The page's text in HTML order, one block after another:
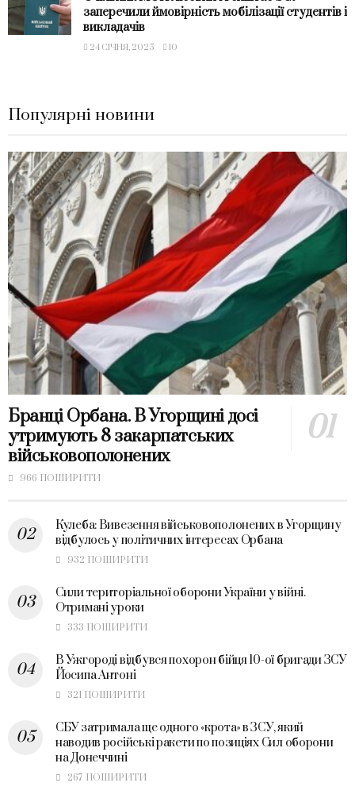
заперечили ймовірність мобілізації студентів і
викладачів
24 СІЧНЯ, 2025 10
Популярні новини
Бранці Орбана. В Угорщині досі
утримують 8 закарпатських
військовополонених
966 ПОШИРИТИ
Кулеба: Вивезення військовополонених в Угорщину
відбулось у політичних інтересах Орбана
932 ПОШИРИТИ
Сили територіальної оборони України у війні.
Отримані уроки
333 ПОШИРИТИ
В Ужгороді відбувся похорон бійця 10-ої бригади ЗСУ
Йосипа Антоні
321 ПОШИРИТИ
СБУ затримала ще одного «крота» в ЗСУ, який
наводив російські ракети по позиціях Сил оборони
на Донеччині
267 ПОШИРИТИ